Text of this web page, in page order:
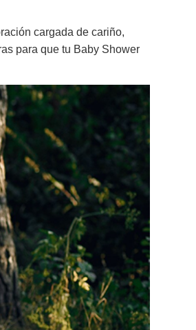
cargada de cariño,
para que tu Baby Shower